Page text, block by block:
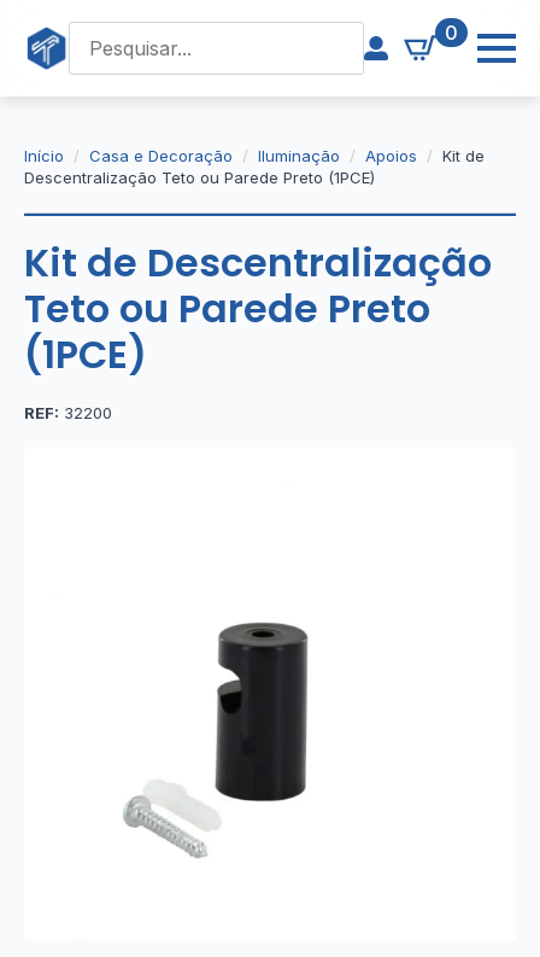
0
Início Casa e Decoração Iluminação Apoios
Kit de
Descentralização Teto ou Parede Preto (1PCE)
Kit de Descentralização
Teto ou Parede Preto
(1PCE)
REF: 32200